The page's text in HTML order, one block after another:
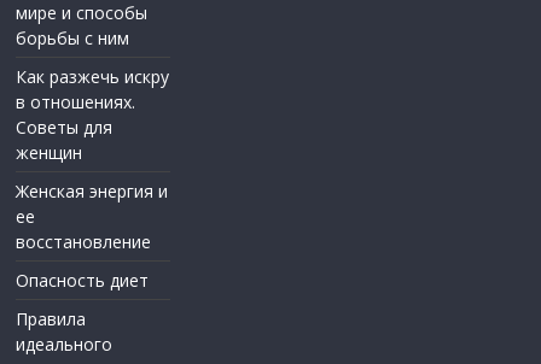
мире и способы
борьбы с ним
Как разжечь искру
в отношениях.
Советы для
женщин
Женская энергия и
ее
восстановление
Опасность диет
Правила
идеального